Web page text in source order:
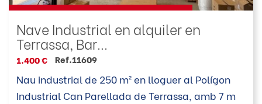
Nave Industrial en alquiler en
Terrassa, Bar...
Ref.11609
1.400 €
Nau industrial de 250 m² en lloguer al Polígon
Industrial Can Parellada de Terrassa, amb 7 m